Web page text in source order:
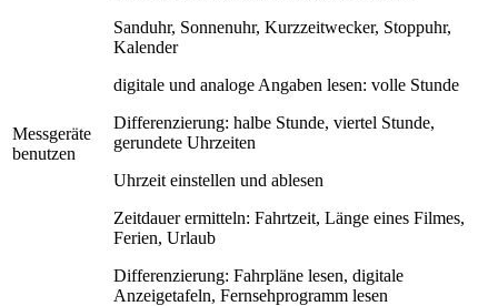
Messgeräte
benutzen
Sanduhr, Sonnenuhr, Kurzzeitwecker, Stoppuhr,
Kalender
digitale und analoge Angaben lesen: volle Stunde
Differenzierung: halbe Stunde, viertel Stunde,
gerundete Uhrzeiten
Uhrzeit einstellen und ablesen
Zeitdauer ermitteln: Fahrtzeit, Länge eines Filmes,
Ferien, Urlaub
Differenzierung: Fahrpläne lesen, digitale
Anzeigetafeln, Fernsehprogramm lesen